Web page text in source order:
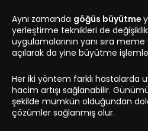
Aynı zamanda göğüs büyütme
yerleştirme teknikleri de
uygulamalarının yanı sıra
açılarak da yine büyütme
Her iki yöntem farklı hastalarda
hacim artışı sağlanabilir.
şekilde mümkün olduğundan
çözümler sağlanmış olur.